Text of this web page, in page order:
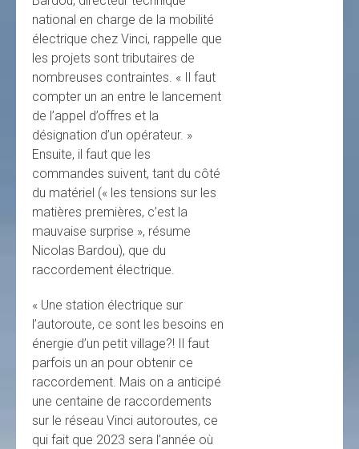
national en charge de la mobilité
électrique chez Vinci, rappelle que
les projets sont tributaires de
nombreuses contraintes. « Il faut
compter un an entre le lancement
de l’appel d’offres et la
désignation d’un opérateur. »
Ensuite, il faut que les
commandes suivent, tant du côté
du matériel (« les tensions sur les
matières premières, c’est la
mauvaise surprise », résume
Nicolas Bardou), que du
raccordement électrique.
« Une station électrique sur
l’autoroute, ce sont les besoins en
énergie d’un petit village?! Il faut
parfois un an pour obtenir ce
raccordement. Mais on a anticipé
une centaine de raccordements
sur le réseau Vinci autoroutes, ce
qui fait que 2023 sera l’année où